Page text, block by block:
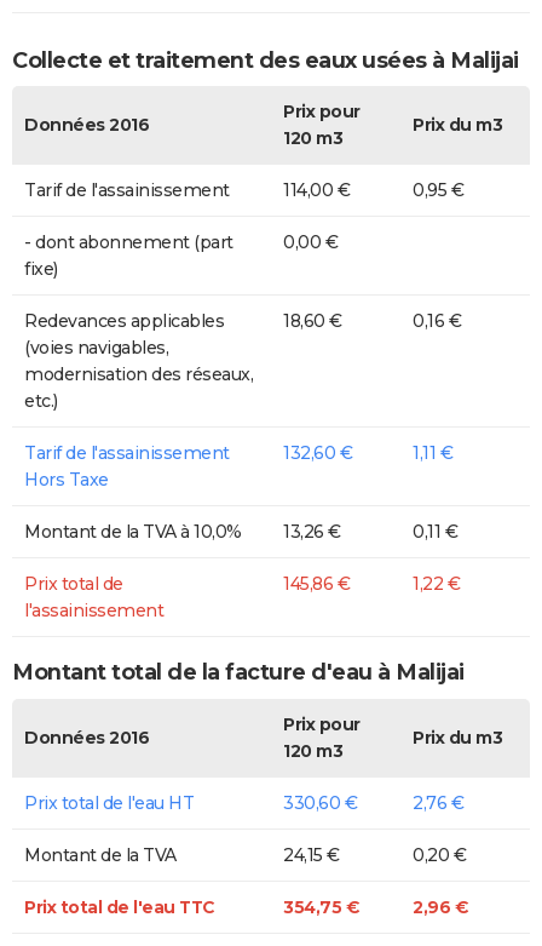
Collecte et traitement des eaux usées à Malijai
Données 2016
Prix pour
120 m3
Prix du m3
Tarif de l'assainissement 114,00 € 0,95 €
- dont abonnement (part
fixe)
0,00 €
Redevances applicables
(voies navigables,
modernisation des réseaux,
etc.)
18,60 € 0,16 €
Tarif de l'assainissement
Hors Taxe
132,60 € 1,11 €
Montant de la TVA à 10,0% 13,26 € 0,11 €
Prix total de
l'assainissement
145,86 € 1,22 €
Montant total de la facture d'eau à Malijai
Données 2016
Prix pour
120 m3
Prix du m3
Prix total de l'eau HT 330,60 € 2,76 €
Montant de la TVA 24,15 € 0,20 €
Prix total de l'eau TTC 354,75 € 2,96 €